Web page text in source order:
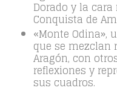
Dorado y la
Conquista de
«Monte Odina»,
que se mezclan
Aragón, con
reflexiones y
sus cuadros.